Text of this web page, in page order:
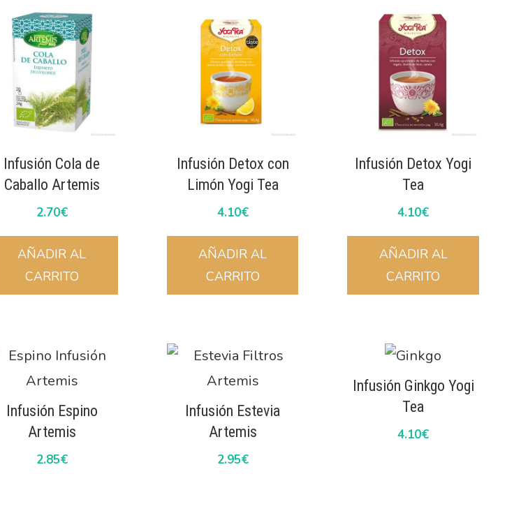
Infusión Cola de
Caballo Artemis
2.70€
AÑADIR AL
CARRITO
Infusión Detox con
Limón Yogi Tea
4.10€
AÑADIR AL
CARRITO
Infusión Detox Yogi
Tea
4.10€
AÑADIR AL
CARRITO
Infusión Espino
Artemis
2.85€
Infusión Estevia
Artemis
2.95€
Infusión Ginkgo Yogi
Tea
4.10€